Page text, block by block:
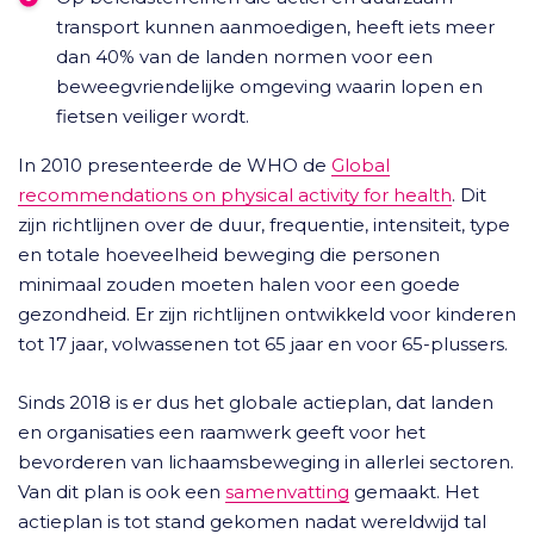
transport kunnen aanmoedigen, heeft iets meer
dan 40% van de landen normen voor een
beweegvriendelijke omgeving waarin lopen en
fietsen veiliger wordt.
In 2010 presenteerde de WHO de Global
recommendations on physical activity for health. Dit
zijn richtlijnen over de duur, frequentie, intensiteit, type
en totale hoeveelheid beweging die personen
minimaal zouden moeten halen voor een goede
gezondheid. Er zijn richtlijnen ontwikkeld voor kinderen
tot 17 jaar, volwassenen tot 65 jaar en voor 65-plussers.
Sinds 2018 is er dus het globale actieplan, dat landen
en organisaties een raamwerk geeft voor het
bevorderen van lichaamsbeweging in allerlei sectoren.
Van dit plan is ook een samenvatting gemaakt. Het
actieplan is tot stand gekomen nadat wereldwijd tal